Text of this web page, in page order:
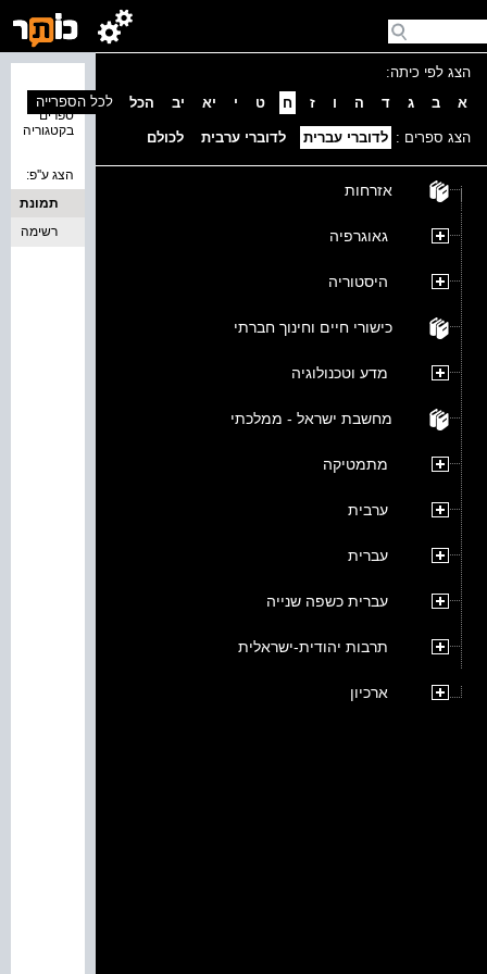
הצג לפי כיתה:
א
ב ג ד ה ו ז ח ט י יא יב הכל
הצג ספרים : לדוברי עברית לדוברי ערבית לכולם
אזרחות
גאוגרפיה
היסטוריה
כישורי חיים וחינוך חברתי
מדע וטכנולוגיה
מחשבת ישראל - ממלכתי
מתמטיקה
ערבית
עברית
עברית כשפה שנייה
תרבות יהודית-ישראלית
ארכיון
ספרים
בקטגוריה
לכל הספרייה
הצג ע''פ:
תמונת
כריכה
רשימה